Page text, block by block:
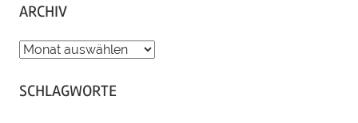
ARCHIV
ARCHIV
SCHLAGWORTE